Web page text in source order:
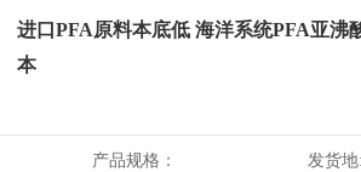
进口PFA原料本底低 海洋系统PFA亚沸
本
产品规格： 发货地: